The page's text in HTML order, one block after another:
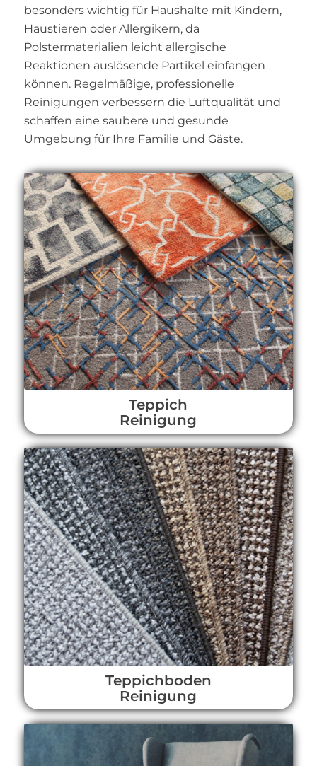
besonders wichtig für Haushalte mit Kindern,
Haustieren oder Allergikern, da
Polstermaterialien leicht allergische
Reaktionen auslösende Partikel einfangen
können. Regelmäßige, professionelle
Reinigungen verbessern die Luftqualität und
schaffen eine saubere und gesunde
Umgebung für Ihre Familie und Gäste.
Teppich
Reinigung
Teppichboden
Reinigung